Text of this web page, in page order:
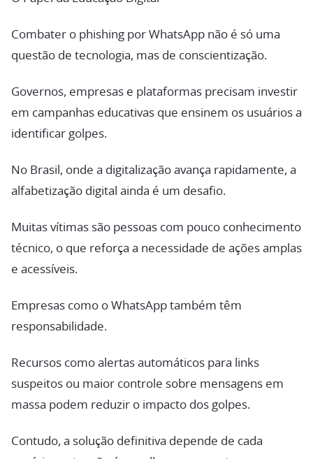
Combater o phishing por WhatsApp não é só uma
questão de tecnologia, mas de conscientização.
Governos, empresas e plataformas precisam investir
em campanhas educativas que ensinem os usuários a
identificar golpes.
No Brasil, onde a digitalização avança rapidamente, a
alfabetização digital ainda é um desafio.
Muitas vítimas são pessoas com pouco conhecimento
técnico, o que reforça a necessidade de ações amplas
e acessíveis.
Empresas como o WhatsApp também têm
responsabilidade.
Recursos como alertas automáticos para links
suspeitos ou maior controle sobre mensagens em
massa podem reduzir o impacto dos golpes.
Contudo, a solução definitiva depende de cada